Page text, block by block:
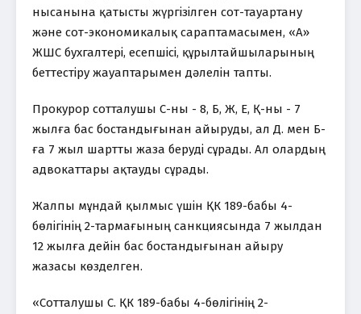
нысанына қатысты жүргізілген сот-тауартану
және сот-экономикалық сараптамасымен, «А»
ЖШС бухгалтері, есепшісі, құрылтайшыларының
беттестіру жауаптарымен дәлелін тапты.
Прокурор сотталушы С-ны - 8, Б, Ж, Е, Қ-ны - 7
жылға бас бостандығынан айыруды, ал Д. мен Б-
ға 7 жыл шартты жаза беруді сұрады. Ал олардың
адвокаттары ақтауды сұрады.
Жалпы мұндай қылмыс үшін ҚК 189-бабы 4-
бөлігінің 2-тармағының санкциясында 7 жылдан
12 жылға дейін бас бостандығынан айыру
жазасы көзделген.
«Сотталушы С. ҚК 189-бабы 4-бөлігінің 2-